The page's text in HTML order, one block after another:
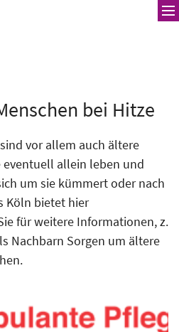
bei Hitze
vor allem auch ältere
eventuell allein leben und
um sie kümmert oder nach
Köln bietet hier
für weitere Informationen, z.
Nachbarn Sorgen um ältere